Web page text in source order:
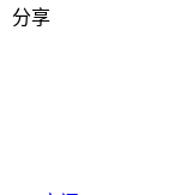
分享